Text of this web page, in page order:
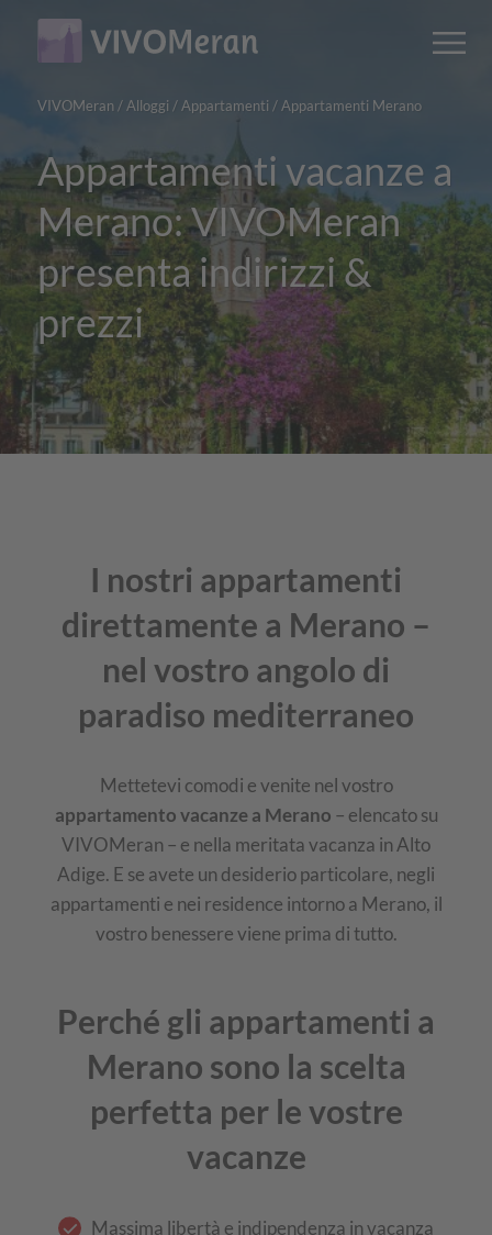
Main
content
Main
navigation
VIVOMeran / Alloggi / Appartamenti / Appartamenti Merano
Appartamenti vacanze a
Merano: VIVOMeran
presenta indirizzi &
prezzi
I nostri appartamenti
direttamente a Merano –
nel vostro angolo di
paradiso mediterraneo
Mettetevi comodi e venite nel vostro
appartamento vacanze a Merano – elencato su
VIVOMeran – e nella meritata vacanza in Alto
Adige. E se avete un desiderio particolare, negli
appartamenti e nei residence intorno a Merano, il
vostro benessere viene prima di tutto.
Perché gli appartamenti a
Merano sono la scelta
perfetta per le vostre
vacanze
Massima libertà e indipendenza in vacanza